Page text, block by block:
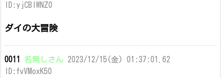
ID:yjCBlWNZ0
ダイの大冒険
0011 名無しさん 2023/12/15(金) 01:37:01.62
ID:fvVMoxK50